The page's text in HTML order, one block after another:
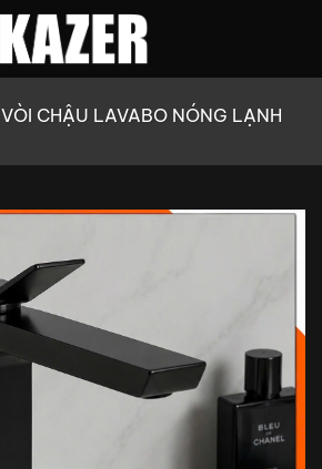
VÒI CHẬU LAVABO NÓNG LẠNH